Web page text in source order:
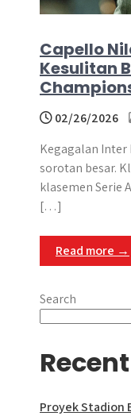
Capello
Kesulitan
02/26/2026
Kegagalan Inter
sorotan besar.
klasemen Serie
[…]
Read more →
Search
Proyek Stadion